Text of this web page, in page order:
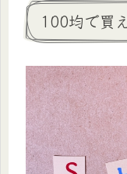
100均で買